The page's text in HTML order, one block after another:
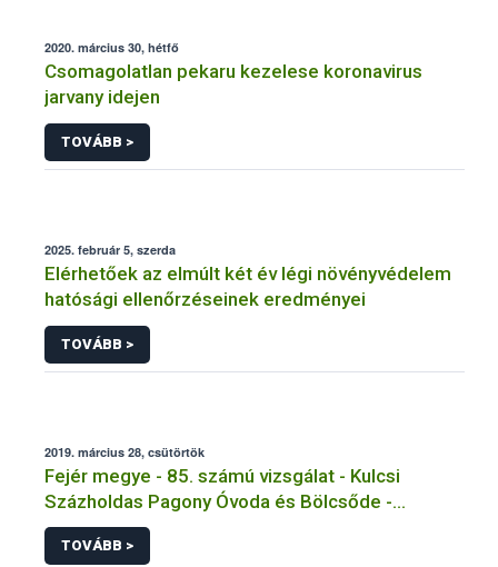
2020. március 30, hétfő
Csomagolatlan pekaru kezelese koronavirus
jarvany idejen
TOVÁBB >
2025. február 5, szerda
Elérhetőek az elmúlt két év légi növényvédelem
hatósági ellenőrzéseinek eredményei
TOVÁBB >
2019. március 28, csütörtök
Fejér megye - 85. számú vizsgálat - Kulcsi
Százholdas Pagony Óvoda és Bölcsőde -
Tálalókonyha - Kulcs
TOVÁBB >